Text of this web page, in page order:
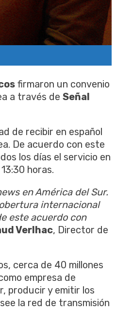
firmaron un convenio
a través de Señal
de recibir en español
De acuerdo con este
los días el servicio en
horas.
en América del Sur.
internacional
este acuerdo con
Verlhac, Director de
cerca de 40 millones
empresa de
producir y emitir los
la red de transmisión